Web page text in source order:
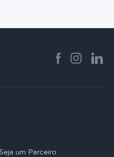
Seja um Parceiro